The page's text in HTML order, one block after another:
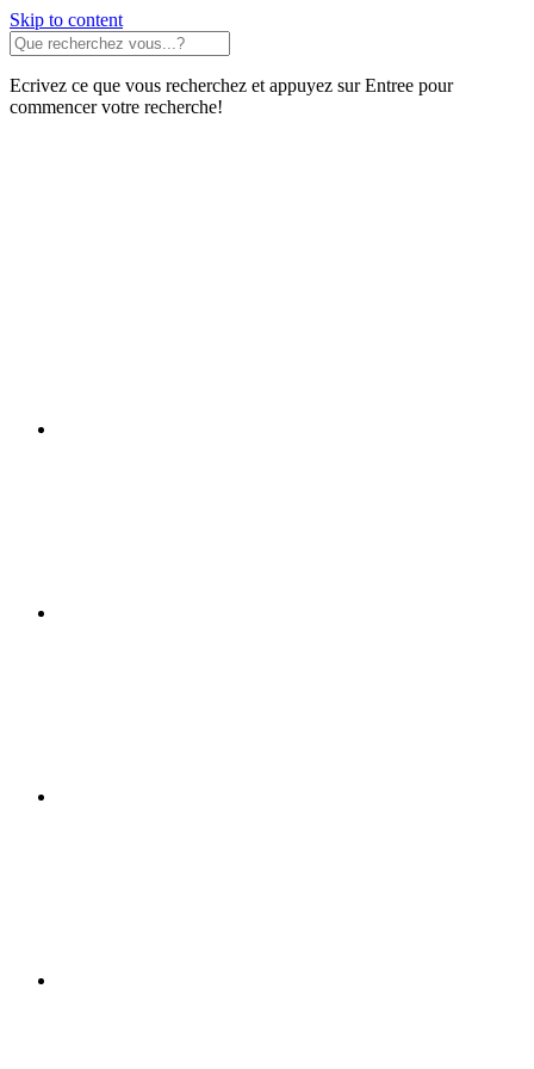
Skip to content
Ecrivez ce que vous recherchez et appuyez sur Entree pour
commencer votre recherche!